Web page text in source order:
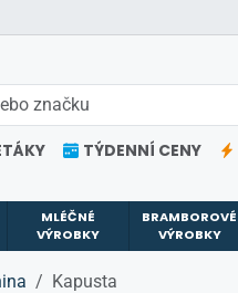
TÝDENNÍ CENY
MLÉČNÉ
VÝROBKY
BRAMBOROVÉ
VÝROBKY
Kapusta